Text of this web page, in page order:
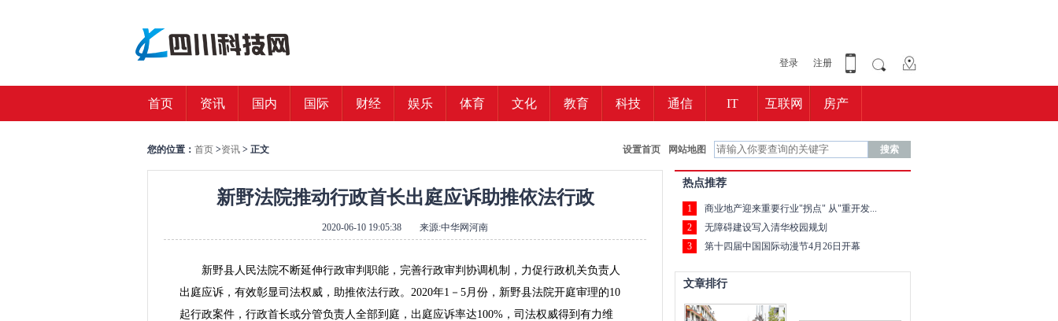
登录 注册
首页 资讯 国内 国际 财经 娱乐 体育 文化 教育 科技 通信 IT 互联网 房产
您的位置： 首页 >资讯 > 正文 搜索
网站地图
设置首页
新野法院推动行政首长出庭应诉助推依法行政
2020-06-10 19:05:38 来源:中华网河南
新野县人民法院不断延伸行政审判职能，完善行政审判协调机制，力促行政机关负责人
出庭应诉，有效彰显司法权威，助推依法行政。2020年1－5月份，新野县法院开庭审理的10
起行政案件，行政首长或分管负责人全部到庭，出庭应诉率达100%，司法权威得到有力维
热点推荐
1
商业地产迎来重要行业"拐点" 从"重开发...
2
无障碍建设写入清华校园规划
3
第十四届中国国际动漫节4月26日开幕
文章排行